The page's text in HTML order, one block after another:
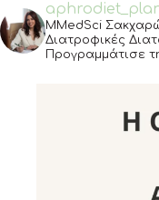
MMedSci
Διατροφικές
Προγραμμάτισε